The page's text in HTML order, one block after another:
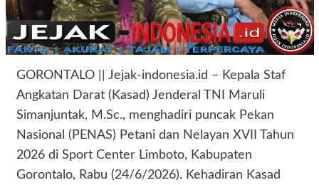
GORONTALO || Jejak-indonesia.id – Kepala Staf
Angkatan Darat (Kasad) Jenderal TNI Maruli
Simanjuntak, M.Sc., menghadiri puncak Pekan
Nasional (PENAS) Petani dan Nelayan XVII Tahun
2026 di Sport Center Limboto, Kabupaten
Gorontalo, Rabu (24/6/2026). Kehadiran Kasad